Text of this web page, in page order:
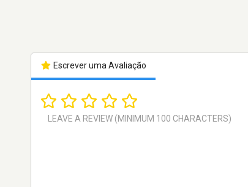
Escrever uma Avaliação